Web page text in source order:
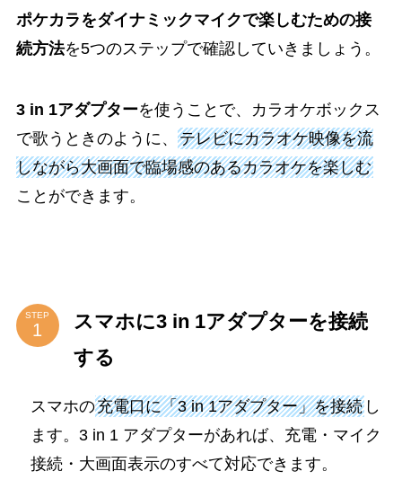
ポケカラをダイナミックマイクで楽しむための接
続方法を5つのステップで確認していきましょう。
3 in 1アダプターを使うことで、カラオケボックス
で歌うときのように、 テレビにカラオケ映像を流
しながら大画面で臨場感のあるカラオケを楽しむ
ことができます。
STEP
スマホに3 in 1アダプターを接続
する
スマホの充電口に「3 in 1アダプター」を接続し
ます。3 in 1 アダプターがあれば、充電・マイク
接続・大画面表示のすべて対応できます。